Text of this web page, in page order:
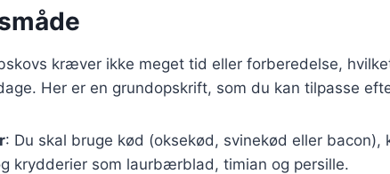
kræver ikke meget tid eller forberedelse,
Her er en grundopskrift, som du kan tilpasse
: Du skal bruge kød (oksekød, svinekød eller bacon),
krydderier som laurbærblad, timian og persille.